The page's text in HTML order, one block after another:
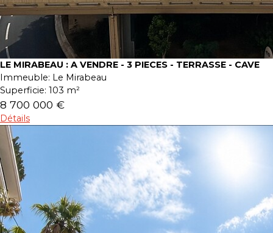
LE MIRABEAU : A VENDRE - 3 PIECES - TERRASSE - CAVE
Immeuble: Le Mirabeau
Superficie: 103 m²
8 700 000 €
Détails